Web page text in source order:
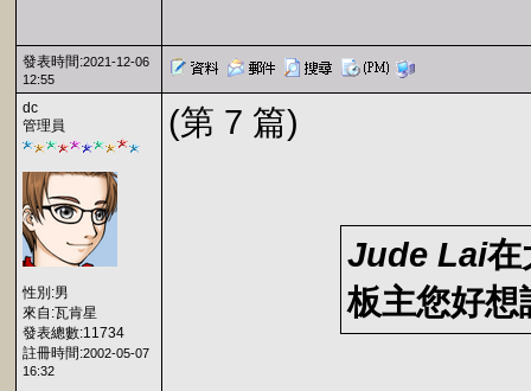
發表時間:2021-12-06
12:55
dc
管理員
性別:男
來自:瓦肯星
發表總數:11734
註冊時間:2002-05-07
16:32
(第 7 篇)
Jude Lai在
板主您好想